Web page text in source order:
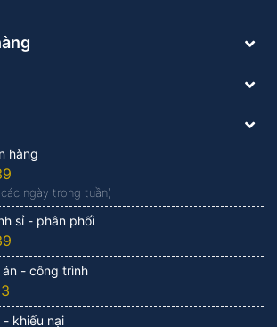
hàng
ngày trong tuần)
sỉ - phân phối
- công trình
- khiếu nại